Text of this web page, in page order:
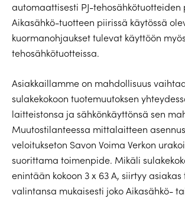
automaattisesti PJ-tehosähkötuotteiden
Aikasähkö-tuotteen piirissä käytössä
kuormanohjaukset tulevat käyttöön
tehosähkötuotteissa.
Asiakkaillamme on mahdollisuus
sulakekokoon tuotemuutoksen
laitteistonsa ja sähkönkäyttönsä sen
Muutostilanteessa mittalaitteen
veloitukseton Savon Voima Verkon
suorittama toimenpide. Mikäli
enintään kokoon 3 x 63 A, siirtyy asiakas
valintansa mukaisesti joko Aikasähkö-